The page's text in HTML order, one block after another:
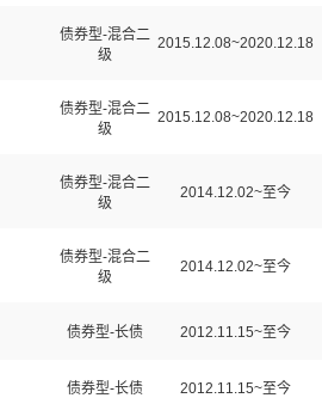
债券型-混合二
级
2015.12.08~2020.12.18
债券型-混合二
级
2015.12.08~2020.12.18
债券型-混合二
级
2014.12.02~至今
债券型-混合二
级
2014.12.02~至今
债券型-长债 2012.11.15~至今
债券型-长债 2012.11.15~至今